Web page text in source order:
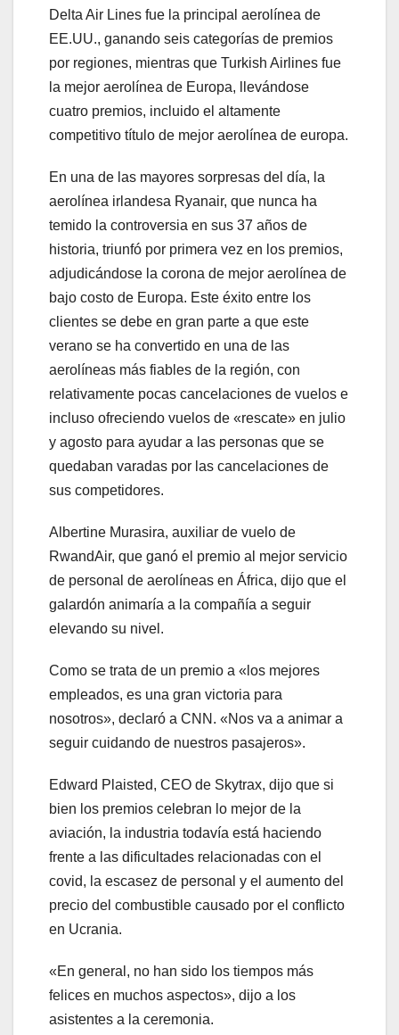
Delta Air Lines fue la principal aerolínea de
EE.UU., ganando seis categorías de premios
por regiones, mientras que Turkish Airlines fue
la mejor aerolínea de Europa, llevándose
cuatro premios, incluido el altamente
competitivo título de mejor aerolínea de europa.
En una de las mayores sorpresas del día, la
aerolínea irlandesa Ryanair, que nunca ha
temido la controversia en sus 37 años de
historia, triunfó por primera vez en los premios,
adjudicándose la corona de mejor aerolínea de
bajo costo de Europa. Este éxito entre los
clientes se debe en gran parte a que este
verano se ha convertido en una de las
aerolíneas más fiables de la región, con
relativamente pocas cancelaciones de vuelos e
incluso ofreciendo vuelos de «rescate» en julio
y agosto para ayudar a las personas que se
quedaban varadas por las cancelaciones de
sus competidores.
Albertine Murasira, auxiliar de vuelo de
RwandAir, que ganó el premio al mejor servicio
de personal de aerolíneas en África, dijo que el
galardón animaría a la compañía a seguir
elevando su nivel.
Como se trata de un premio a «los mejores
empleados, es una gran victoria para
nosotros», declaró a CNN. «Nos va a animar a
seguir cuidando de nuestros pasajeros».
Edward Plaisted, CEO de Skytrax, dijo que si
bien los premios celebran lo mejor de la
aviación, la industria todavía está haciendo
frente a las dificultades relacionadas con el
covid, la escasez de personal y el aumento del
precio del combustible causado por el conflicto
en Ucrania.
«En general, no han sido los tiempos más
felices en muchos aspectos», dijo a los
asistentes a la ceremonia.